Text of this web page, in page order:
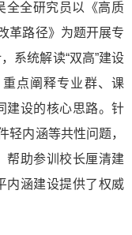
全全研究员以《高质
革路径》为题开展专
系统解读“双高”建设
点阐释专业群、课
建设的核心思路。针
轻内涵等共性问题，
帮助参训校长厘清建
内涵建设提供了权威